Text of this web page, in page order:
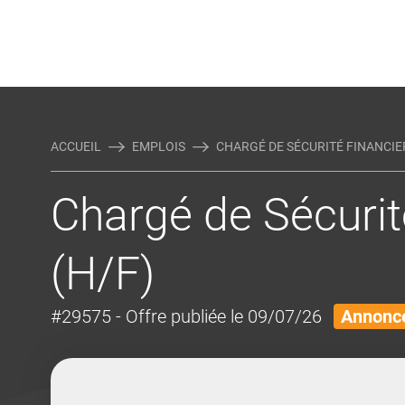
ACCUEIL EMPLOIS CHARGÉ DE SÉCURITÉ
Chargé de
(H/F)
#29575 - Offre publiée le 09/07/26